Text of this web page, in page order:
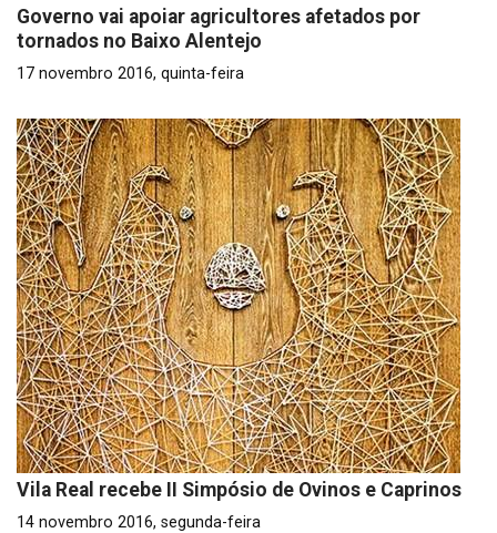
Governo vai apoiar agricultores afetados por
tornados no Baixo Alentejo
17 novembro 2016, quinta-feira
Vila Real recebe II Simpósio de Ovinos e Caprinos
14 novembro 2016, segunda-feira